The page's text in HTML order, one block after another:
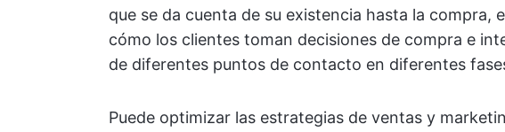
que se da cuenta de su existencia hasta la compra,
cómo los clientes toman decisiones de compra e
de diferentes puntos de contacto en diferentes
Puede optimizar las estrategias de ventas y